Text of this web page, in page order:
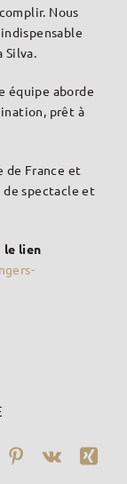
Nous
Silva.
équipe aborde
prêt à
de France et
spectacle et
le lien
Pinterest
Vk